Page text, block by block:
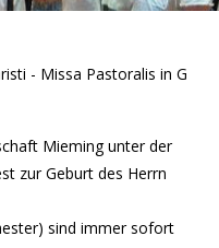
- Missa Pastoralis in G
Mieming unter der
zur Geburt des Herrn
sind immer sofort